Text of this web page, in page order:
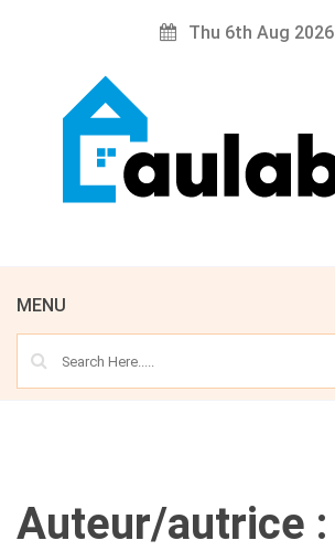
Thu 6th Aug 2026
AULAB
MENU
Auteur/autrice :